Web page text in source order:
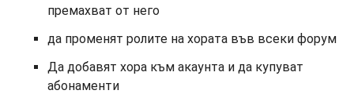
премахват от него
да променят ролите на хората във всеки форум
Да добавят хора към акаунта и да купуват
абонаменти